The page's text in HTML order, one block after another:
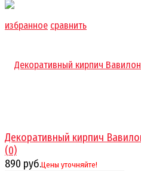
избранное сравнить
Декоративный кирпич
(0)
890 руб.Цены уточняйте!